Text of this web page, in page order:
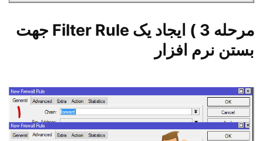
مرحله 3 ) ایجاد یک Filter Rule جهت
بستن نرم افزار